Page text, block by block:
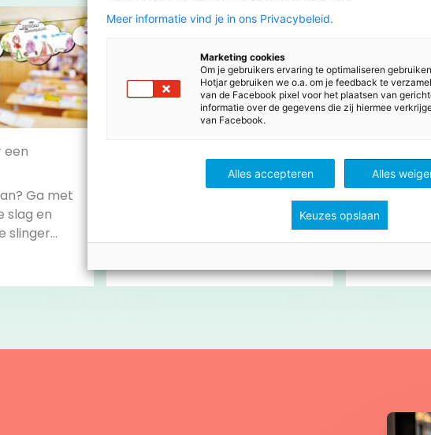
een
Ga met
slag en
slinger
challenge! Lukt het jullie om
volbrengen? Klaar voor de
Lijn 3:
Sinterklaas.
Meer informatie vind je in ons Privacybeleid.
Marketing cookies
Om je gebruikers ervaring te optimaliseren
Hotjar gebruiken we o.a. om je feedback te
van de Facebook pixel voor het plaatsen van
informatie over de gegevens die zij hiermee
van Facebook.
Alles accepteren Alles
Keuzes opslaan